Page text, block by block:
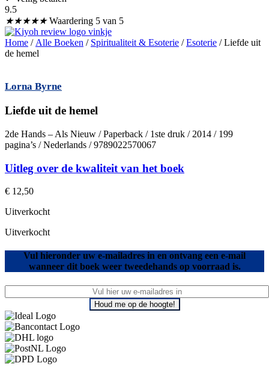
9.5
★★★★★ Waardering 5 van 5
Home / Alle Boeken / Spiritualiteit & Esoterie /Esoterie / Liefde uit
de hemel
Lorna Byrne
Liefde uit de hemel
2de Hands – Als Nieuw / Paperback / 1ste druk / 2014 / 199
pagina’s / Nederlands / 9789022570067
Uitleg over de kwaliteit van het boek
€ 12,50
Uitverkocht
Uitverkocht
Vul hieronder uw e-mailadres in en ontvang een e-mail
wanneer dit boek weer tweedehands op voorraad is.
Houd me op de hoogte!